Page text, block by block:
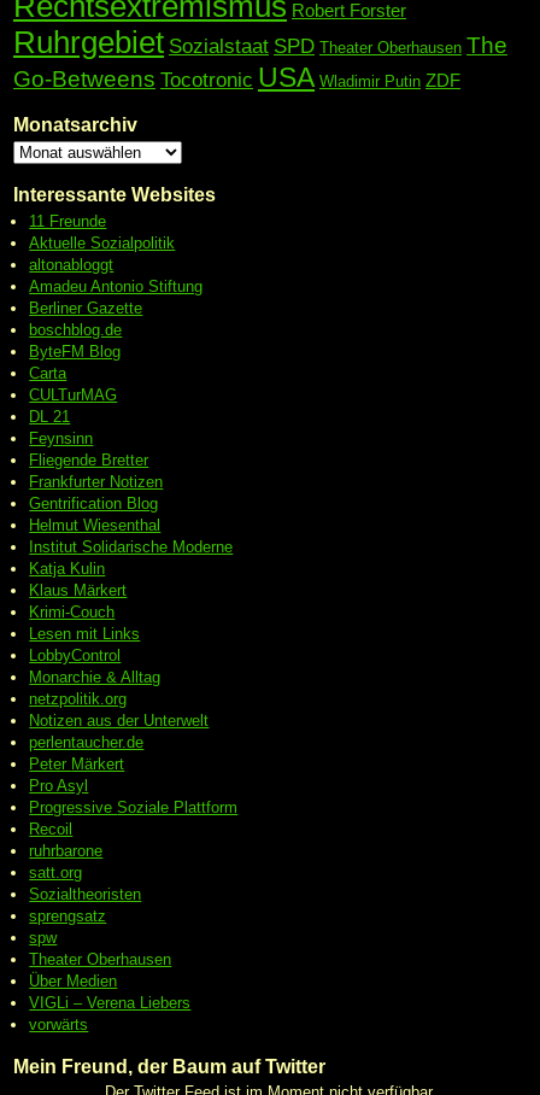
Robert Forster
Ruhrgebiet Sozialstaat SPD Theater Oberhausen The
Go-Betweens Tocotronic USA Wladimir Putin ZDF
Monatsarchiv
Interessante Websites
11 Freunde
Aktuelle Sozialpolitik
altonabloggt
Amadeu Antonio Stiftung
Berliner Gazette
boschblog.de
ByteFM Blog
Carta
CULTurMAG
DL 21
Feynsinn
Fliegende Bretter
Frankfurter Notizen
Gentrification Blog
Helmut Wiesenthal
Institut Solidarische Moderne
Katja Kulin
Klaus Märkert
Krimi-Couch
Lesen mit Links
LobbyControl
Monarchie & Alltag
netzpolitik.org
Notizen aus der Unterwelt
perlentaucher.de
Peter Märkert
Pro Asyl
ProgressiveSoziale Plattform
Recoil
ruhrbarone
satt.org
Sozialtheoristen
sprengsatz
spw
Theater Oberhausen
Über Medien
VIGLi – Verena Liebers
vorwärts
Mein Freund, der Baum auf Twitter